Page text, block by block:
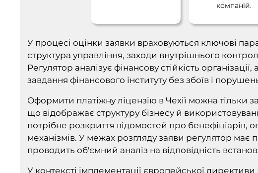
компаній.
У процесі оцінки заявки враховуються ключові
структура управління, заходи внутрішнього
Регулятор аналізує фінансову стійкість
завдання фінансового інституту без збоїв і
Оформити платіжну ліцензію в Чехії можна тільки
що відображає структуру бізнесу й
потрібне розкриття відомостей про бенефіціарів,
механізмів. У межах розгляду заяви регулятор має
проводить об'ємний аналіз на відповідність
У контексті імплементації європейської